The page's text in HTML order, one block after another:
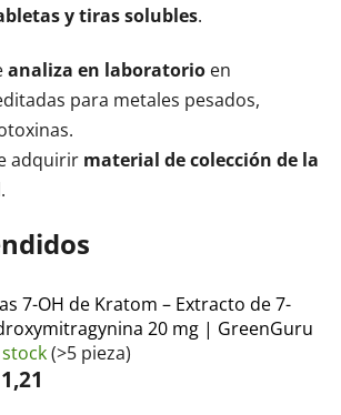
y tiras solubles.
analiza en laboratorio en
para metales pesados,
adquirir material de colección de la
.
7-OH de Kratom – Extracto de 7-
20 mg | GreenGuru
stock(>5 pieza)